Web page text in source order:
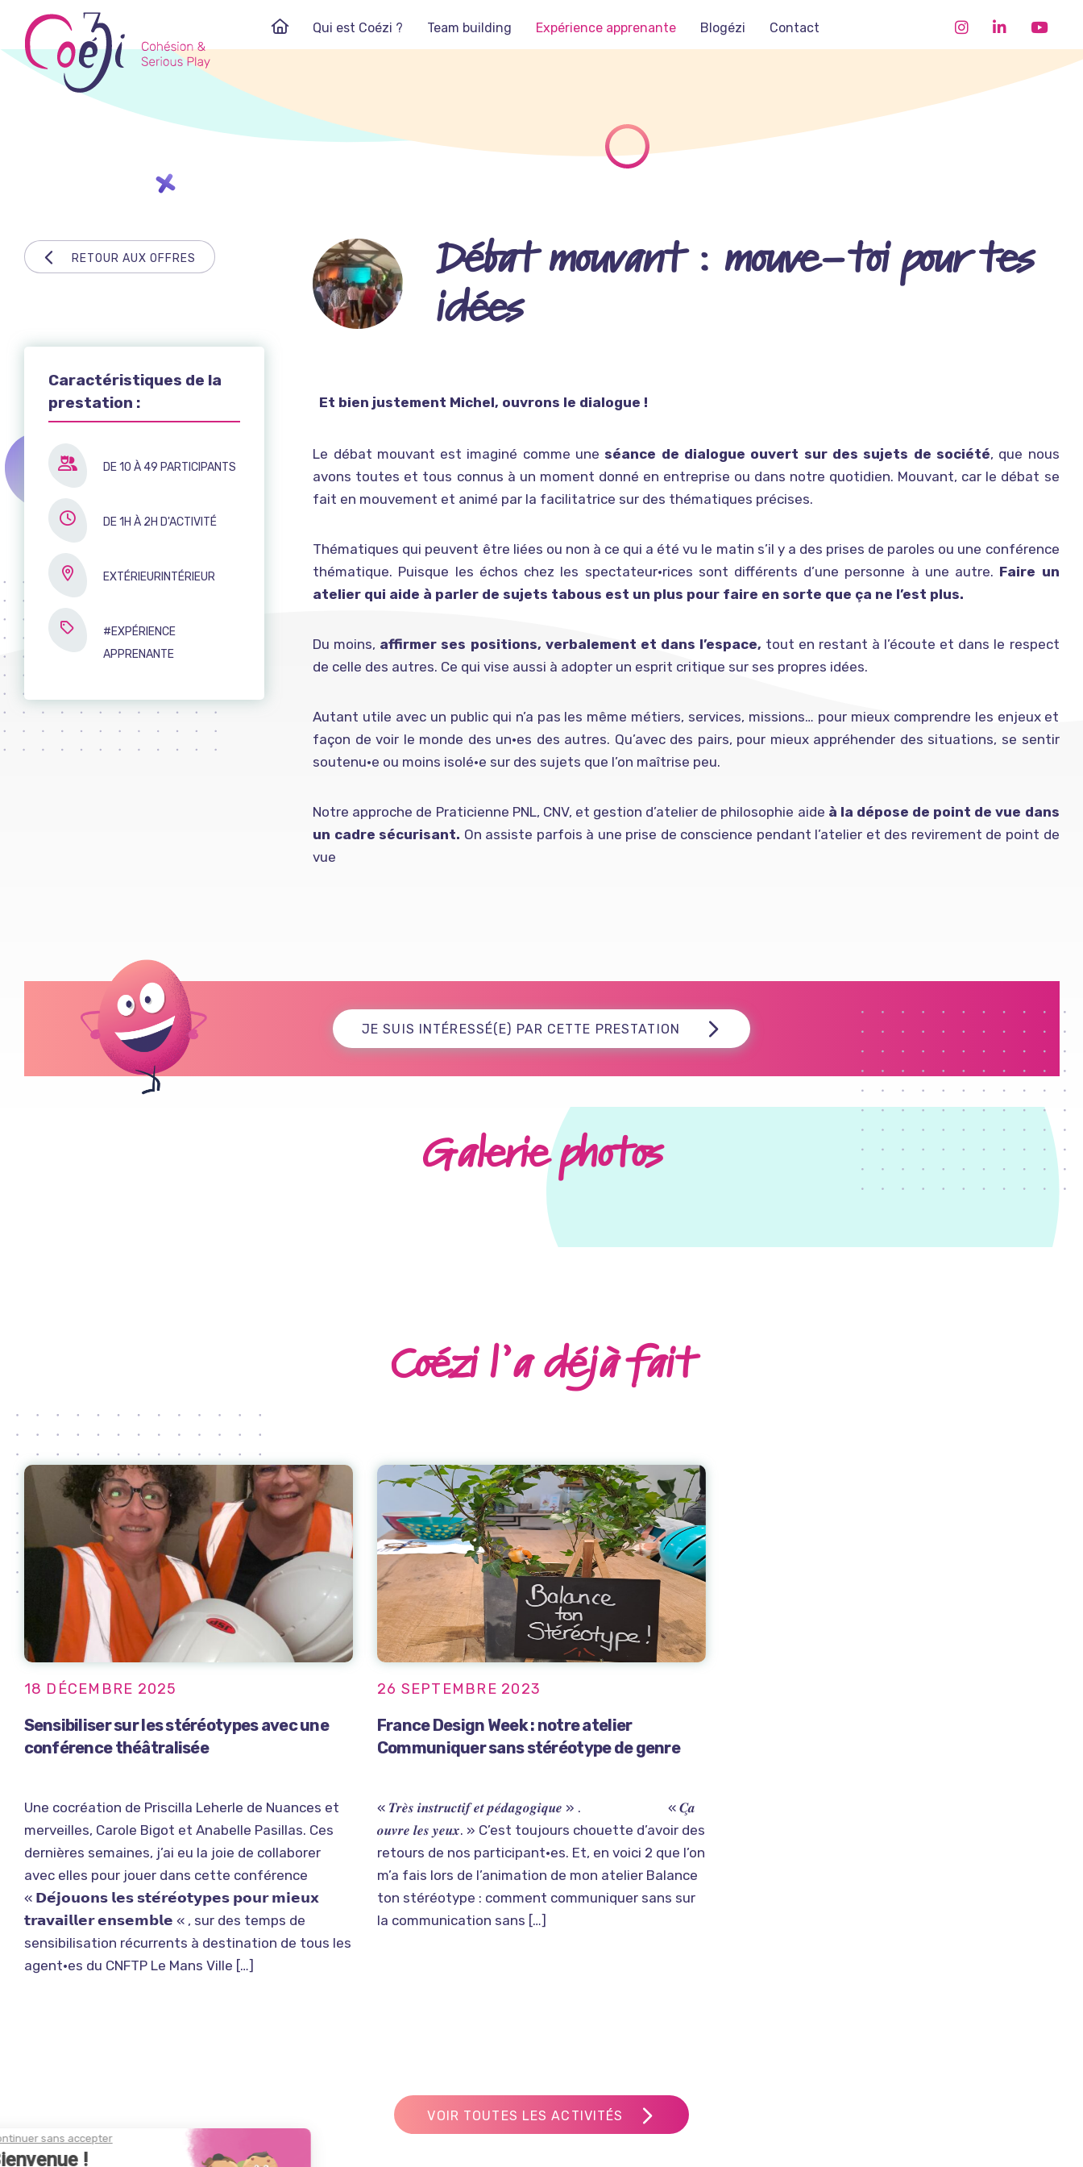
Continuer sans accepter
Bienvenue !
content
Qui est Coézi ? Team building Expérience apprenante Blogézi Contact
RETOUR AUX OFFRES
Caractéristiques de la
prestation :
DE 10 À 49 PARTICIPANTS
DE 1H À 2H D'ACTIVITÉ
EXTÉRIEURINTÉRIEUR
#EXPÉRIENCE
APPRENANTE
Débat mouvant : mouve-toi pour tes
idées
Et bien justement Michel, ouvrons le dialogue !
Le débat mouvant est imaginé comme une séance de dialogue ouvert sur des sujets de société, que nous
avons toutes et tous connus à un moment donné en entreprise ou dans notre quotidien. Mouvant, car le débat se
fait en mouvement et animé par la facilitatrice sur des thématiques précises.
Thématiques qui peuvent être liées ou non à ce qui a été vu le matin s’il y a des prises de paroles ou une conférence
thématique. Puisque les échos chez les spectateur•rices sont différents d’une personne à une autre. Faire un
atelier qui aide à parler de sujets tabous est un plus pour faire en sorte que ça ne l’est plus.
Du moins, affirmer ses positions, verbalement et dans l’espace, tout en restant à l’écoute et dans le respect
de celle des autres. Ce qui vise aussi à adopter un esprit critique sur ses propres idées.
Autant utile avec un public qui n’a pas les même métiers, services, missions… pour mieux comprendre les enjeux et
façon de voir le monde des un·es des autres. Qu’avec des pairs, pour mieux appréhender des situations, se sentir
soutenu·e ou moins isolé·e sur des sujets que l’on maîtrise peu.
Notre approche de Praticienne PNL, CNV, et gestion d’atelier de philosophie aide à la dépose de point de vue dans
un cadre sécurisant. On assiste parfois à une prise de conscience pendant l’atelier et des revirement de point de
vue
JE SUIS INTÉRESSÉ(E) PAR CETTE PRESTATION
Galerie photos
Coézi l’a déjà fait
18 DÉCEMBRE 2025
Sensibiliser sur les stéréotypes avec une
conférence théâtralisée
Une cocréation de Priscilla Leherle de Nuances et
merveilles, Carole Bigot et Anabelle Pasillas. Ces
dernières semaines, j’ai eu la joie de collaborer
avec elles pour jouer dans cette conférence
« 𝗗𝗲́𝗷𝗼𝘂𝗼𝗻𝘀 𝗹𝗲𝘀 𝘀𝘁𝗲́𝗿𝗲́𝗼𝘁𝘆𝗽𝗲𝘀 𝗽𝗼𝘂𝗿 𝗺𝗶𝗲𝘂𝘅
𝘁𝗿𝗮𝘃𝗮𝗶𝗹𝗹𝗲𝗿 𝗲𝗻𝘀𝗲𝗺𝗯𝗹𝗲 « , sur des temps de
sensibilisation récurrents à destination de tous les
agent·es du CNFTP Le Mans Ville […]
26 SEPTEMBRE 2023
France Design Week : notre atelier
Communiquer sans stéréotype de genre
« 𝑻𝒓𝒆̀𝒔 𝒊𝒏𝒔𝒕𝒓𝒖𝒄𝒕𝒊𝒇 𝒆𝒕 𝒑𝒆́𝒅𝒂𝒈𝒐𝒈𝒊𝒒𝒖𝒆 » . « 𝑪̧𝒂
𝒐𝒖𝒗𝒓𝒆 𝒍𝒆𝒔 𝒚𝒆𝒖𝒙. » C’est toujours chouette d’avoir des
retours de nos participant•es. Et, en voici 2 que l’on
m’a fais lors de l’animation de mon atelier Balance
ton stéréotype : comment communiquer sans sur
la communication sans […]
VOIR TOUTES LES ACTIVITÉS